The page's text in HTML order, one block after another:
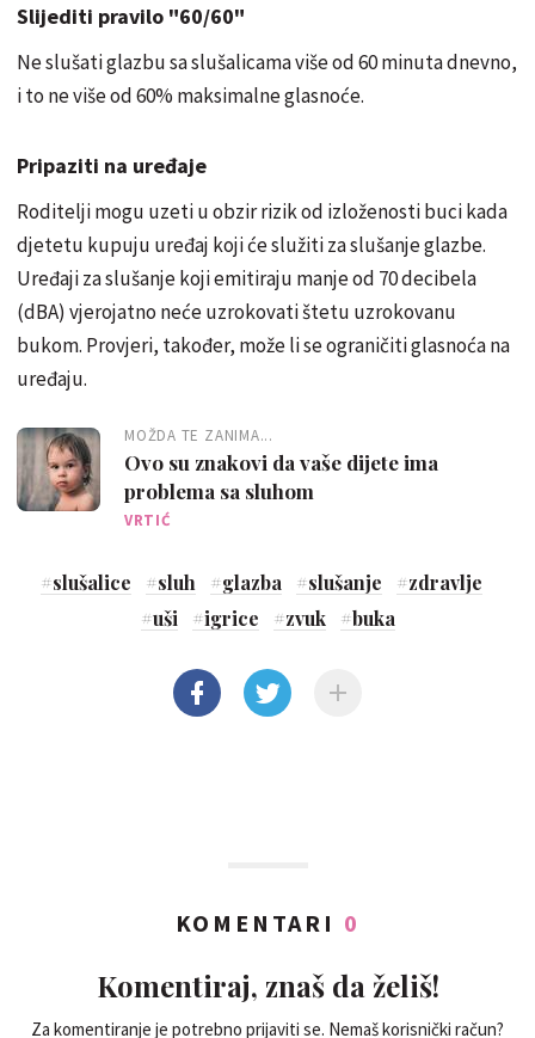
Slijediti pravilo "60/60"
Ne slušati glazbu sa slušalicama više od 60 minuta dnevno,
i to ne više od 60% maksimalne glasnoće.
Pripaziti na uređaje
Roditelji mogu uzeti u obzir rizik od izloženosti buci kada
djetetu kupuju uređaj koji će služiti za slušanje glazbe.
Uređaji za slušanje koji emitiraju manje od 70 decibela
(dBA) vjerojatno neće uzrokovati štetu uzrokovanu
bukom. Provjeri, također, može li se ograničiti glasnoća na
uređaju.
MOŽDA TE ZANIMA...
Ovo su znakovi da vaše dijete ima
problema sa sluhom
VRTIĆ
#slušalice #sluh #glazba #slušanje #zdravlje
#uši #igrice #zvuk #buka
KOMENTARI 0
Komentiraj, znaš da želiš!
Za komentiranje je potrebno prijaviti se. Nemaš korisnički račun?